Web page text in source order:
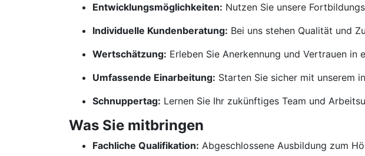
Entwicklungsmöglichkeiten: Nutzen Sie unsere
Individuelle Kundenberatung: Bei uns stehen Qualität und
Wertschätzung: Erleben Sie Anerkennung und Vertrauen in
Umfassende Einarbeitung: Starten Sie sicher mit unserem
Schnuppertag: Lernen Sie Ihr zukünftiges Team und
Was Sie mitbringen
Fachliche Qualifikation: Abgeschlossene Ausbildung zum